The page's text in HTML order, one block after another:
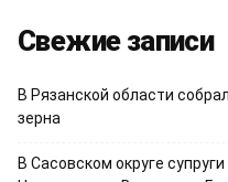
Свежие записи
В Рязанской области
зерна
В Сасовском округе